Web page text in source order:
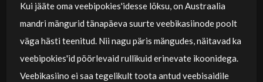
Kui jääte oma veebipokies'idesse lõksu, on Austraalia
mandri mängurid tänapäeva suurte veebikasiinode poolt
väga hästi teenitud. Nii nagu päris mängudes, näitavad ka
veebipokies'id pöörlevaid rullikuid erinevate ikoonidega.
Veebikasiino ei saa tegelikult toota antud veebisaidile